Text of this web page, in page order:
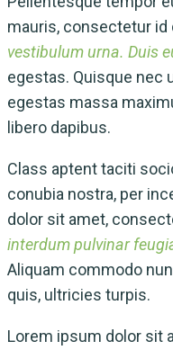
mauris, consectetur id
vestibulum urna. Duis
egestas. Quisque nec
egestas massa
libero dapibus.
Class aptent taciti
conubia nostra, per
dolor sit amet,
interdum pulvinar
Aliquam commodo
quis, ultricies turpis.
Lorem ipsum dolor sit